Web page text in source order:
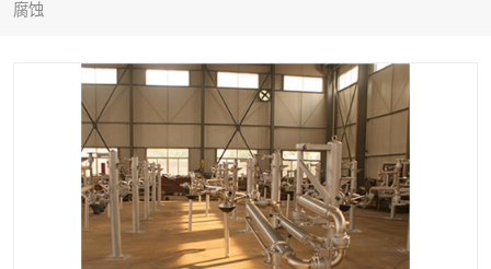
腐蚀